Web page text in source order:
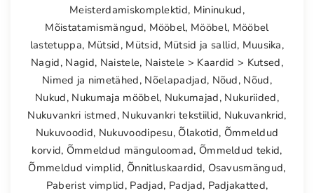
Meisterdamiskomplektid, Mininukud,
Mõistatamismängud, Mööbel, Mööbel, Mööbel
lastetuppa, Mütsid, Mütsid, Mütsid ja sallid, Muusika,
Nagid, Nagid, Naistele, Naistele > Kaardid > Kutsed,
Nimed ja nimetähed, Nõelapadjad, Nõud, Nõud,
Nukud, Nukumaja mööbel, Nukumajad, Nukuriided,
Nukuvankri istmed, Nukuvankri tekstiilid, Nukuvankrid,
Nukuvoodid, Nukuvoodipesu, Õlakotid, Õmmeldud
korvid, Õmmeldud mänguloomad, Õmmeldud tekid,
Õmmeldud vimplid, Õnnitluskaardid, Osavusmängud,
Paberist vimplid, Padjad, Padjad, Padjakatted,